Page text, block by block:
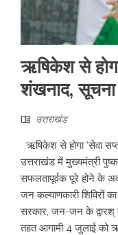
ऋषिकेश से
शंखनाद, सूचना
उत्तराखंड
ऋषिकेश से होगा ‘सेवा
उत्तराखंड में मुख्यमंत्री
सफलतापूर्वक पूरे होने के
जन कल्याणकारी शिविरों
सरकार, जन-जन के
तहत आगामी 4 जुलाई को